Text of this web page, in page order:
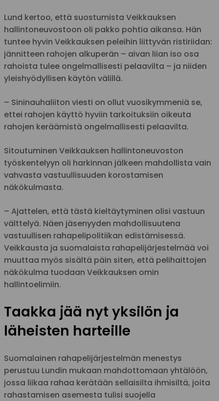
Lund kertoo, että suostumista Veikkauksen
hallintoneuvostoon oli pakko pohtia aikansa. Hän
tuntee hyvin Veikkauksen peleihin liittyvän ristiriidan:
jännitteen rahojen alkuperän – aivan liian iso osa
rahoista tulee ongelmallisesti pelaavilta – ja niiden
yleishyödyllisen käytön välillä.
– Sininauhaliiton viesti on ollut vuosikymmeniä se,
ettei rahojen käyttö hyviin tarkoituksiin oikeuta
rahojen keräämistä ongelmallisesti pelaavilta.
Sitoutuminen Veikkauksen hallintoneuvoston
työskentelyyn oli harkinnan jälkeen mahdollista vain
vahvasta vastuullisuuden korostamisen
näkökulmasta.
– Ajattelen, että tästä kieltäytyminen olisi vastuun
välttelyä. Näen jäsenyyden mahdollisuutena
vastuullisen rahapelipolitiikan edistämisessä.
Veikkausta ja suomalaista rahapelijärjestelmää voi
muuttaa myös sisältä päin siten, että pelihaittojen
näkökulma tuodaan Veikkauksen omin
hallintoelimiin.
Taakka jää nyt yksilön ja
läheisten harteille
Suomalainen rahapelijärjestelmän menestys
perustuu Lundin mukaan mahdottomaan yhtälöön,
jossa liikaa rahaa kerätään sellaisilta ihmisiltä, joita
rahastamisen asemesta tulisi suojella